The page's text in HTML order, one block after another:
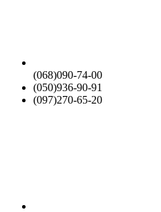
(068)090-74-00
(050)936-90-91
(097)270-65-20